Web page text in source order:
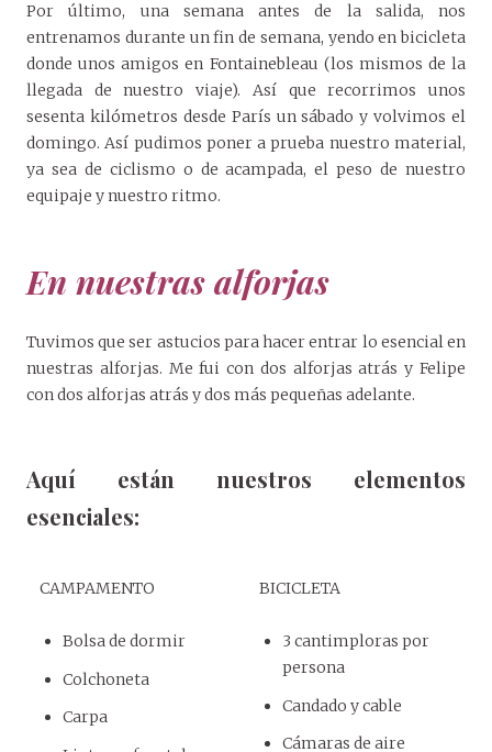
Por último, una semana antes de la salida, nos
entrenamos durante un fin de semana, yendo en bicicleta
donde unos amigos en Fontainebleau (los mismos de la
llegada de nuestro viaje). Así que recorrimos unos
sesenta kilómetros desde París un sábado y volvimos el
domingo. Así pudimos poner a prueba nuestro material,
ya sea de ciclismo o de acampada, el peso de nuestro
equipaje y nuestro ritmo.
En nuestras alforjas
Tuvimos que ser astucios para hacer entrar lo esencial en
nuestras alforjas. Me fui con dos alforjas atrás y Felipe
con dos alforjas atrás y dos más pequeñas adelante.
Aquí están nuestros elementos
esenciales:
CAMPAMENTO
Bolsa de dormir
Colchoneta
Carpa
BICICLETA
3 cantimploras por
persona
Candado y cable
Cámaras de aire